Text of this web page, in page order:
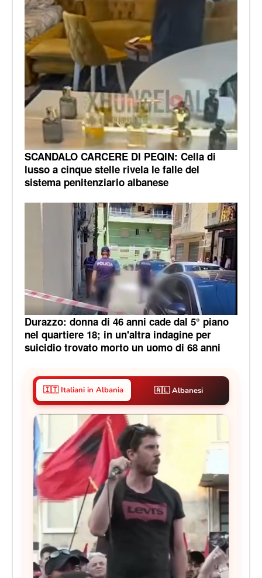
SCANDALO CARCERE DI PEQIN: Cella di
lusso a cinque stelle rivela le falle del
sistema penitenziario albanese
Durazzo: donna di 46 anni cade dal 5° piano
nel quartiere 18; in un'altra indagine per
suicidio trovato morto un uomo di 68 anni
🇮🇹 Italiani in Albania 🇦🇱 Albanesi